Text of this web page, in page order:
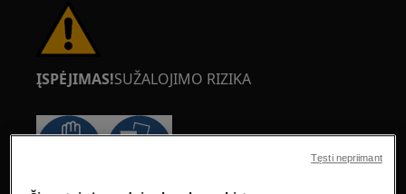
ĮSPĖJIMAS!SUŽALOJIMO RIZIKA
Tęsti nepriimant